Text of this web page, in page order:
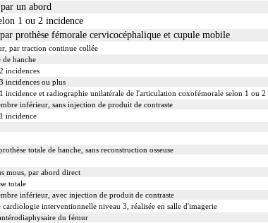
un abord
1 ou 2 incidence
prothèse fémorale cervicocéphalique et cupule mobile
par traction continue collée
de hanche
incidences
incidences ou plus
incidence et radiographie unilatérale de l'articulation coxofémorale selon 1 ou 2
inférieur, sans injection de produit de contraste
incidence
totale de hanche, sans reconstruction osseuse
mous, par abord direct
totale
inférieur, avec injection de produit de contraste
interventionnelle niveau 3, réalisée en salle d'imagerie
du fémur